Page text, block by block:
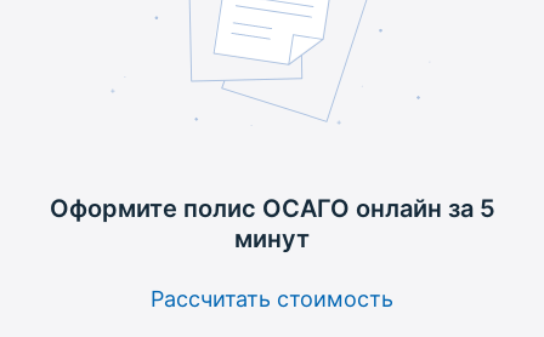
Оформите полис ОСАГО онлайн за 5
минут
Рассчитать стоимость